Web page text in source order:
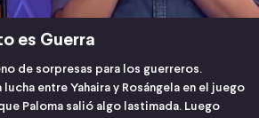
es Guerra
de sorpresas para los guerreros.
entre Yahaira y Rosángela en el juego
Paloma salió algo lastimada. Luego